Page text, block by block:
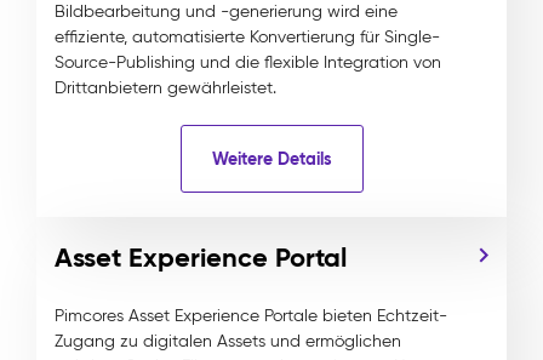
Bildbearbeitung und -generierung wird eine
effiziente, automatisierte Konvertierung für Single-
Source-Publishing und die flexible Integration von
Drittanbietern gewährleistet.
Weitere Details
Asset Experience Portal
Pimcores Asset Experience Portale bieten Echtzeit-
Zugang zu digitalen Assets und ermöglichen